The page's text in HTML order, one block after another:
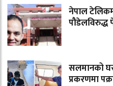
नेपाल
पौडेलविरुद्ध
सलमानको
प्रकरणमा